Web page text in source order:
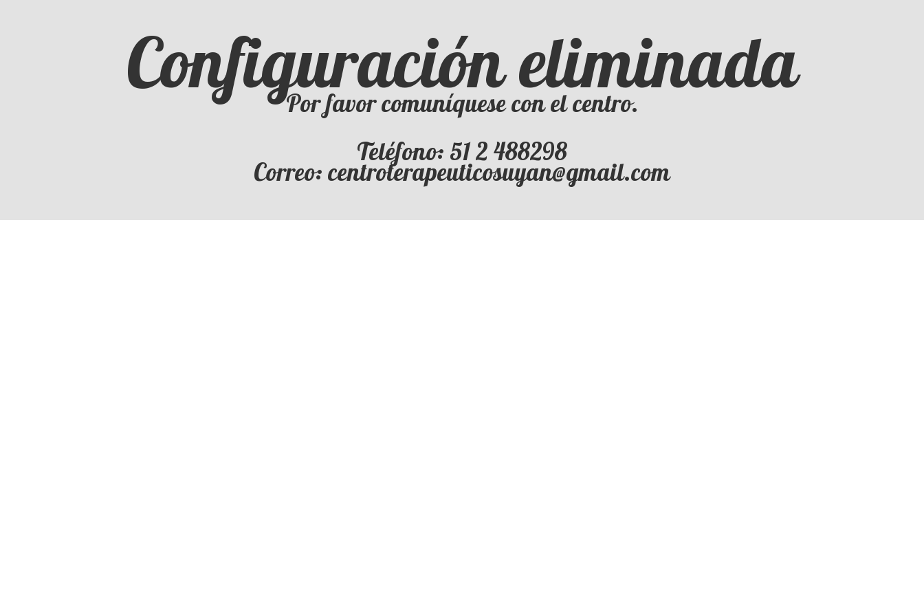
Configuración eliminada
Por favor comuníquese con el centro.
Teléfono: 51 2 488298
Correo: centroterapeuticosuyan@gmail.com